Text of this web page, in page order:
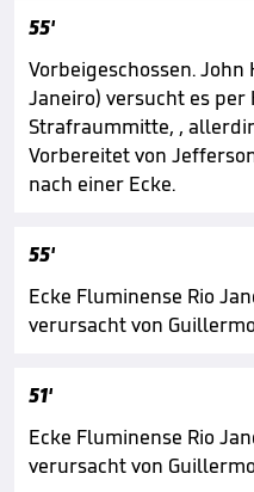
55'
Vorbeigeschossen. John
Janeiro) versucht es per
Strafraummitte, ,
Vorbereitet von
nach einer Ecke.
55'
Ecke Fluminense Rio
verursacht von
51'
Ecke Fluminense Rio
verursacht von